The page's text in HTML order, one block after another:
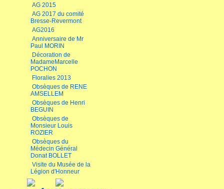
AG 2015
AG 2017 du comité
Bresse-Revermont
AG2016
Anniversaire de Mr
Paul MORIN
Décoration de
MadameMarcelle
POCHON
Floralies 2013
Obsèques de RENE
AMSELLEM
Obsèques de Henri
BEGUIN
Obsèques de
Monsieur Louis
ROZIER
Obsèques du
Médecin Général
Donat BOLLET
Visite du Musée de la
Légion d'Honneur